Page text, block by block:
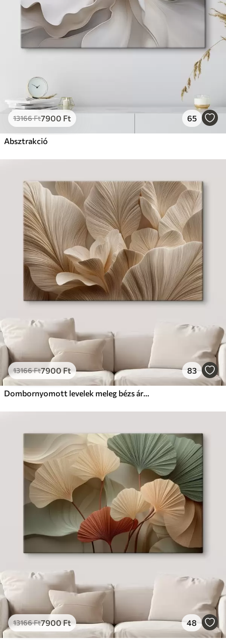
13166Ft7900 Ft 65
Absztrakció
13166Ft7900 Ft 83
Dombornyomott levelek meleg bézs árnyalatokban
13166Ft7900Ft 48